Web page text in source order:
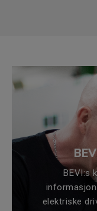
BEVI:s
elektriske